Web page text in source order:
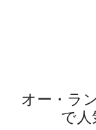
約しましょう！✨
オー・ラ
で